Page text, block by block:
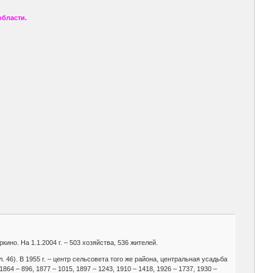
На 1.1.2004 г. – 503 хозяйства, 536 жителей.
В 1955 г. – центр сельсовета того же района, центральная усадьба
– 896, 1877 – 1015, 1897 – 1243, 1910 – 1418, 1926 – 1737, 1930 –